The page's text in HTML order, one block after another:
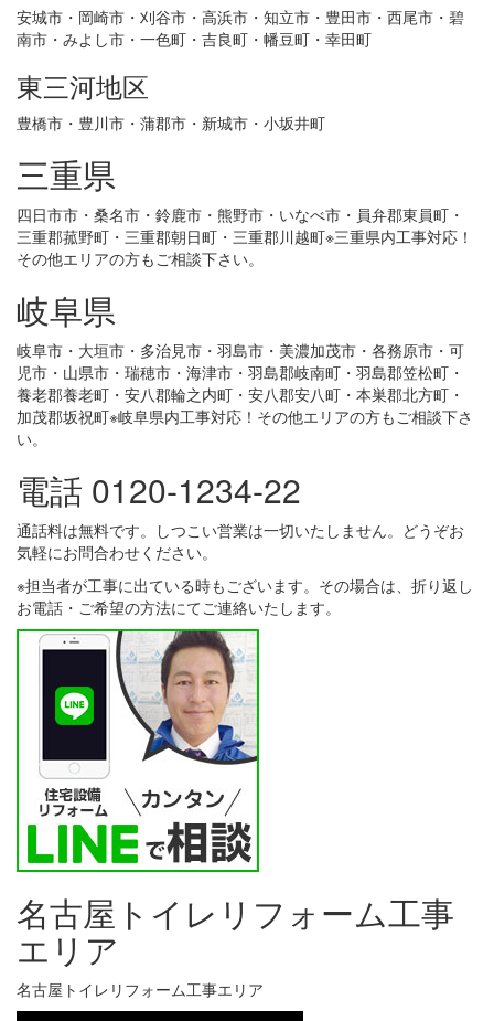
安城市・岡崎市・刈谷市・高浜市・知立市・豊田市・西尾市・碧
南市・みよし市・一色町・吉良町・幡豆町・幸田町
東三河地区
豊橋市・豊川市・蒲郡市・新城市・小坂井町
三重県
四日市市・桑名市・鈴鹿市・熊野市・いなべ市・員弁郡東員町・
三重郡菰野町・三重郡朝日町・三重郡川越町※三重県内工事対応！
その他エリアの方もご相談下さい。
岐阜県
岐阜市・大垣市・多治見市・羽島市・美濃加茂市・各務原市・可
児市・山県市・瑞穂市・海津市・羽島郡岐南町・羽島郡笠松町・
養老郡養老町・安八郡輪之内町・安八郡安八町・本巣郡北方町・
加茂郡坂祝町※岐阜県内工事対応！その他エリアの方もご相談下さ
い。
電話 0120-1234-22
通話料は無料です。しつこい営業は一切いたしません。どうぞお
気軽にお問合わせください。
※担当者が工事に出ている時もございます。その場合は、折り返し
お電話・ご希望の方法にてご連絡いたします。
名古屋トイレリフォーム工事
エリア
名古屋トイレリフォーム工事エリア